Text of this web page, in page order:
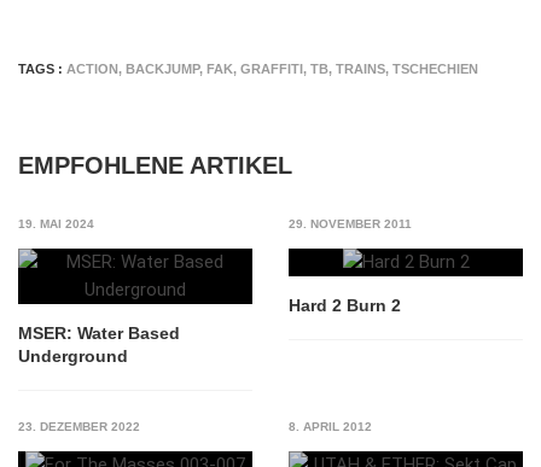
TAGS : ACTION, BACKJUMP, FAK, GRAFFITI, TB, TRAINS, TSCHECHIEN
EMPFOHLENE ARTIKEL
19. MAI 2024
MSER: Water Based
Underground
29. NOVEMBER 2011
Hard 2 Burn 2
23. DEZEMBER 2022 8. APRIL 2012